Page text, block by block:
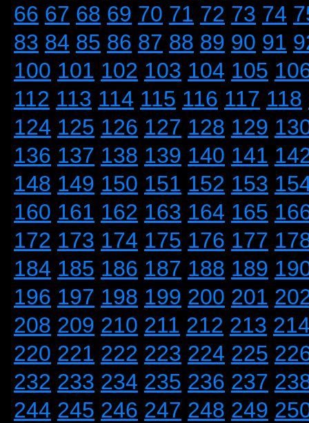
66 67 68 69 70 71 72 73 74
83 84 85 86 87 88 89 90 91
100 101 102 103 104 105
112 113 114 115 116 117 118
124 125 126 127 128 129
136 137 138 139 140 141
148 149 150 151 152 153
160 161 162 163 164 165
172 173 174 175 176 177
184 185 186 187 188 189
196 197 198 199 200 201
208 209 210 211 212 213
220 221 222 223 224 225
232 233 234 235 236 237
244 245 246 247 248 249